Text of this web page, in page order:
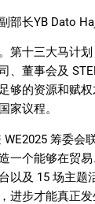
部长YB Dato
第十三大马计划
、董事会及
的资源和赋权
家议程。
WE2025 筹委会
一个能够在贸
以及 15 场主题
进步才能真正发